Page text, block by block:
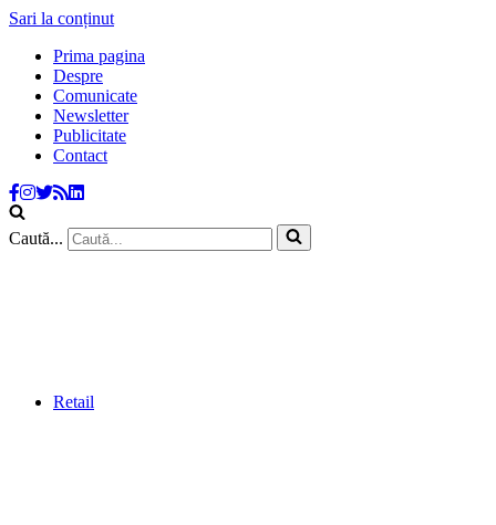
Sari la conținut
Prima pagina
Despre
Comunicate
Newsletter
Publicitate
Contact
Caută...
Retail